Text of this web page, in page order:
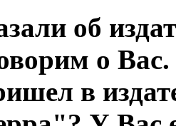
об
о
в